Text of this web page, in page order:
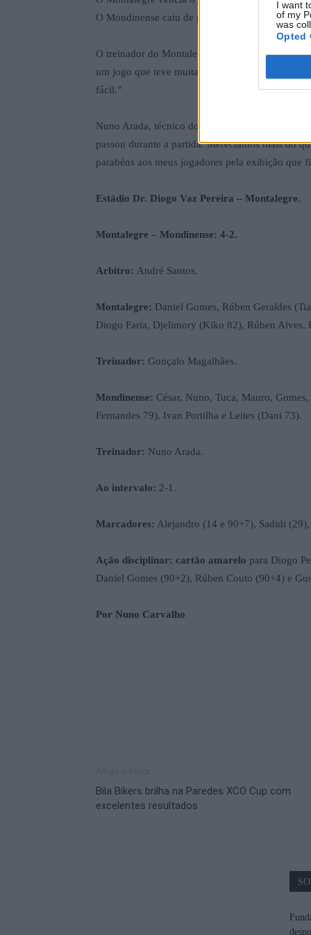
I want
of my
was
Opted
O Mondinense caiu de pé.
O treinador do Montalegre, Gonçalo
um jogo que teve muita alma e muita coragem
fácil.”
Nuno Arada, técnico do Mondinense, falou em
passou durante a partida. Merecíamos mais do
parabéns aos meus jogadores pela exibição que
Estádio Dr. Diogo Vaz Pereira – Montalegre.
Montalegre – Mondinense: 4-2.
Arbitro: André Santos.
Montalegre: Daniel Gomes, Rúben Geraldes
Diogo Faria, Djelimory (Kiko 82), Rúben
Treinador: Gonçalo Magalhães.
Mondinense: César, Nuno, Tuca, Mauro,
Fernandes 79), Ivan Portilha e Leites (Dani 73).
Treinador: Nuno Arada.
Ao intervalo: 2-1.
Marcadores: Alejandro (14 e 90+7), Sadidi
Ação disciplinar: cartão amarelo para Diogo
Daniel Gomes (90+2), Rúben Couto (90+4) e
Por Nuno Carvalho
Bila Bikers brilha na Paredes XCO Cup com
excelentes resultados